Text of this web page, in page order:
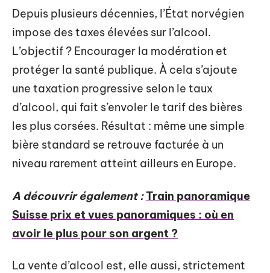
Depuis plusieurs décennies, l’État norvégien
impose des taxes élevées sur l’alcool.
L’objectif ? Encourager la modération et
protéger la santé publique. À cela s’ajoute
une taxation progressive selon le taux
d’alcool, qui fait s’envoler le tarif des bières
les plus corsées. Résultat : même une simple
bière standard se retrouve facturée à un
niveau rarement atteint ailleurs en Europe.
A découvrir également :Train panoramique
Suisse prix et vues panoramiques : où en
avoir le plus pour son argent ?
La vente d’alcool est, elle aussi, strictement